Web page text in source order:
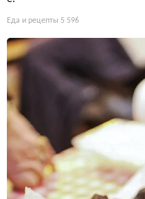
Еда и рецепты 5 596